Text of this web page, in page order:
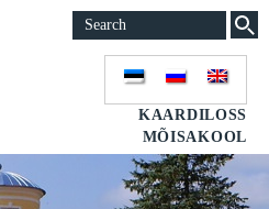
KAARDILOSS
MÕISAKOOL